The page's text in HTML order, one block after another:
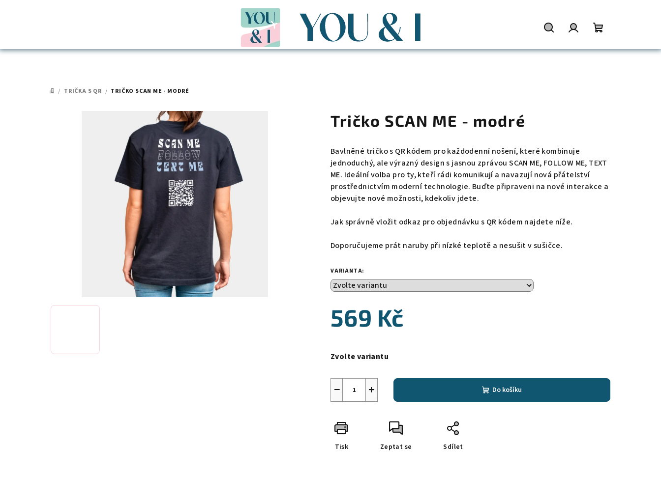
DOMŮ
/ TRIČKA S QR / TRIČKO SCAN ME - MODRÉ
Tričko SCAN ME - modré
Bavlněné tričko s QR kódem pro každodenní nošení, které kombinuje
jednoduchý, ale výrazný design s jasnou zprávou SCAN ME, FOLLOW ME, TEXT
ME. Ideální volba pro ty, kteří rádi komunikují a navazují nová přátelství
prostřednictvím moderní technologie. Buďte připraveni na nové interakce a
objevujte nové možnosti, kdekoliv jdete.
Jak správně vložit odkaz pro objednávku s QR kódem najdete níže.
Doporučujeme prát naruby při nízké teplotě a nesušit v sušičce.
VARIANTA:
569 Kč
cena:
Zvolte variantu
+
− Do košíku
Tisk Zeptat se Sdílet